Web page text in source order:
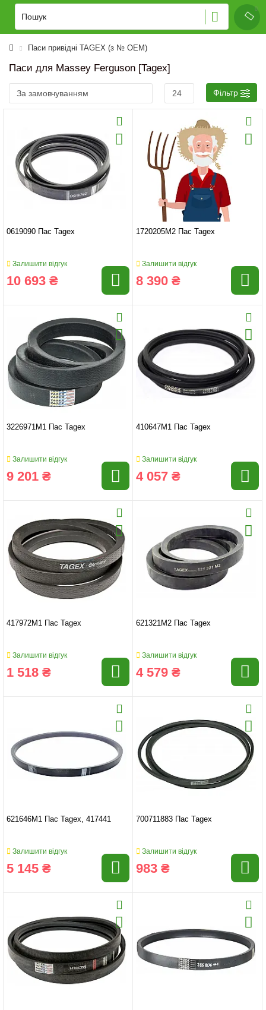
Паси привідні TAGEX (з № OEM)
Паси для Massey Ferguson [Tagex]
Фільтр
0619090 Пас Tagex
Залишити відгук
10 693 ₴
1720205M2 Пас Tagex
Залишити відгук
8 390 ₴
3226971M1 Пас Tagex
Залишити відгук
9 201 ₴
410647M1 Пас Tagex
Залишити відгук
4 057 ₴
417972M1 Пас Tagex
Залишити відгук
1 518 ₴
621321M2 Пас Tagex
Залишити відгук
4 579 ₴
621646M1 Пас Tagex, 417441
Залишити відгук
5 145 ₴
700711883 Пас Tagex
Залишити відгук
983 ₴